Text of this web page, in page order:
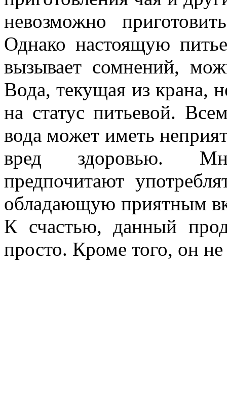
невозможно
Однако настоящую
вызывает сомнений,
Вода, текущая из крана,
на статус питьевой.
вода может иметь
вред здоровью.
предпочитают
обладающую приятным
К счастью, данный
просто. Кроме того, он